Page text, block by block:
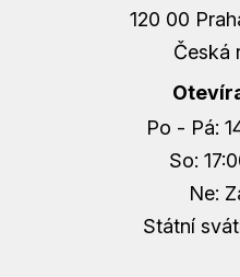
120 00
Česká
Po - Pá:
So:
Ne:
Státní